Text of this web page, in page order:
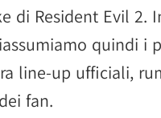
di Resident Evil 2.
quindi i
line-up ufficiali,
fan.